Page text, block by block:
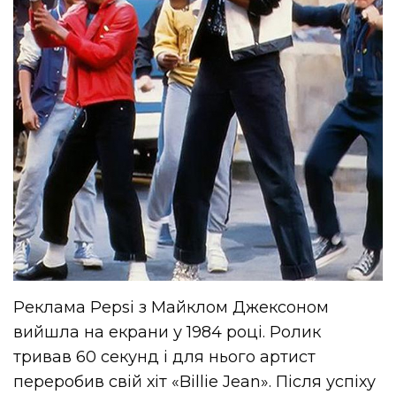
Реклама Pepsi з Майклом Джексоном
вийшла на екрани у 1984 році. Ролик
тривав 60 секунд і для нього артист
переробив свій хіт «Billie Jean». Після успіху